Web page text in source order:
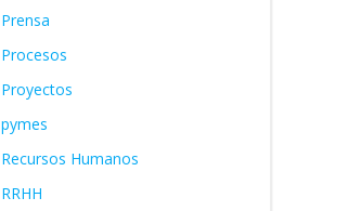
Prensa
Procesos
Proyectos
pymes
Recursos Humanos
RRHH